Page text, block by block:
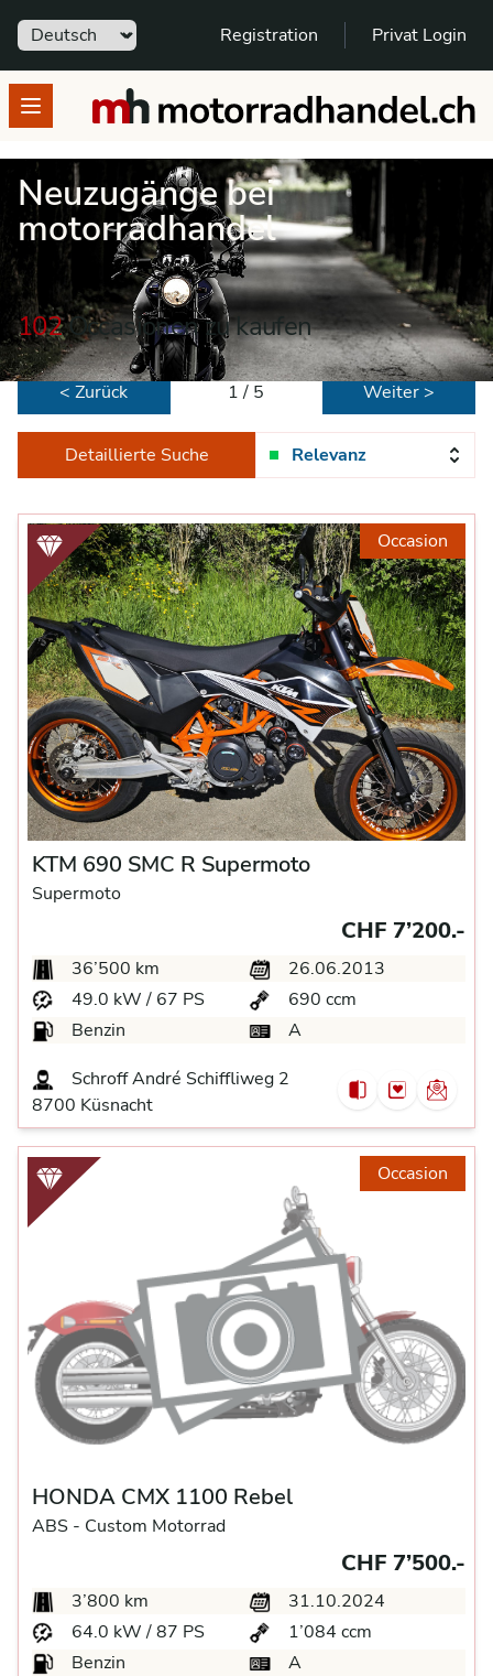
Sprache Registration Privat Login
Open menumotorradhandel.ch
Neuzugänge bei
motorradhandel
102Occasionen zu kaufen
< Zurück 1 / 5 Weiter >
Detaillierte Suche Relevanz
Occasion
KTM 690 SMC R Supermoto
Supermoto
CHF 7’200.-
36’500 km
26.06.2013
49.0 kW / 67 PS
690 ccm
Benzin
A
Schroff André Schiffliweg 2
8700 Küsnacht
Occasion
HONDA CMX 1100 Rebel
ABS - Custom Motorrad
CHF 7’500.-
3’800 km
31.10.2024
64.0 kW / 87 PS
1’084 ccm
Benzin
A